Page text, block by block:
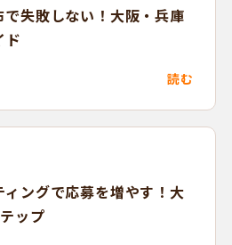
失敗しない！大阪・兵庫
ド
読む
ングで応募を増やす！大
ップ